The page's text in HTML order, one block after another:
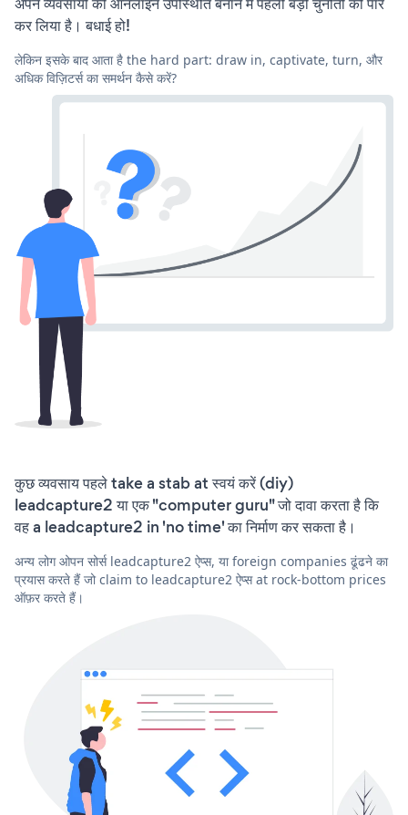
कर लिया है। बधाई हो!
लेकिन इसके बाद आता है the hard part: draw in, captivate, turn, और
अधिक विज़िटर्स का समर्थन कैसे करें?
कुछ व्यवसाय पहले take a stab at स्वयं करें (diy)
leadcapture2 या एक "computer guru" जो दावा करता है कि
वह a leadcapture2 in 'no time' का निर्माण कर सकता है।
अन्य लोग ओपन सोर्स leadcapture2 ऐप्स, या foreign companies ढूंढने का
प्रयास करते हैं जो claim to leadcapture2 ऐप्स at rock-bottom prices
ऑफ़र करते हैं।